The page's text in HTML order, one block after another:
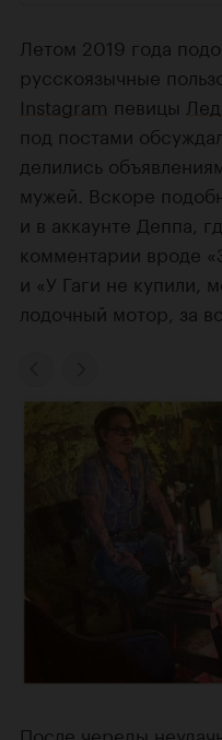
Летом 2019 года
русскоязычные
Instagram певицы
под постами
делились
мужей. Вскоре
и в аккаунте Деппа,
комментарии вроде
и «У Гаги не купили,
лодочный мотор, за
После череды